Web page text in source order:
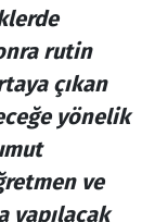
rutin
çıkan
yönelik
ve
yapılacak